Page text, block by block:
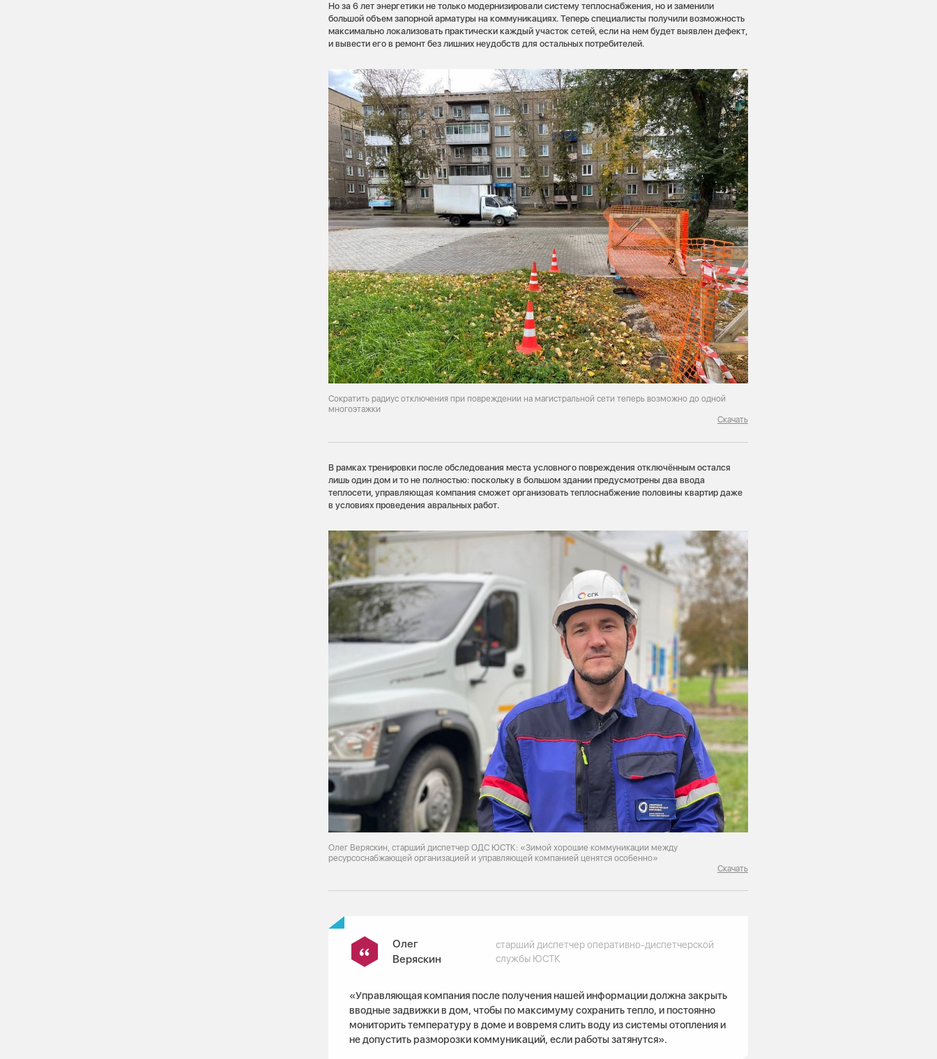
Но за 6 лет энергетики не только модернизировали систему теплоснабжения, но и заменили
большой объем запорной арматуры на коммуникациях. Теперь специалисты получили возможность
максимально локализовать практически каждый участок сетей, если на нем будет выявлен дефект,
и вывести его в ремонт без лишних неудобств для остальных потребителей.
Сократить радиус отключения при повреждении на магистральной сети теперь возможно до одной
многоэтажки
Скачать
В рамках тренировки после обследования места условного повреждения отключённым остался
лишь один дом и то не полностью: поскольку в большом здании предусмотрены два ввода
теплосети, управляющая компания сможет организовать теплоснабжение половины квартир даже
в условиях проведения авральных работ.
Олег Веряскин, старший диспетчер ОДС ЮСТК: «Зимой хорошие коммуникации между
ресурсоснабжающей организацией и управляющей компанией ценятся особенно»
Скачать
Олег
Веряскин
старший диспетчер оперативно-диспетчерской
службы ЮСТК
«Управляющая компания после получения нашей информации должна закрыть
вводные задвижки в дом, чтобы по максимуму сохранить тепло, и постоянно
мониторить температуру в доме и вовремя слить воду из системы отопления и
не допустить разморозки коммуникаций, если работы затянутся».